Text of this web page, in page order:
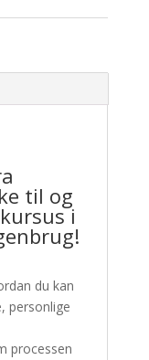
til og
i
du kan
personlige
processen